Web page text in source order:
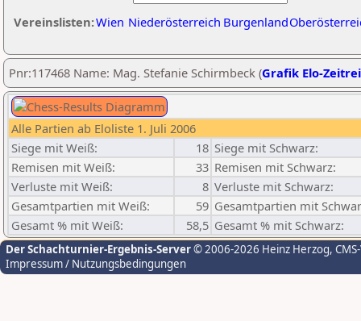
Vereinslisten:Wien Niederösterreich Burgenland
Pnr:117468 Name: Mag. Stefanie Schirmbeck (Grafik Elo-
Alle Partien ab Eloliste 1. Juli 2006
Siege mit Weiß:
18 Siege mit Schwarz:
Remisen mit Weiß:
33 Remisen mit Schwarz:
Verluste mit Weiß:
8 Verluste mit Schwarz:
Gesamtpartien mit Weiß:
59 Gesamtpartien mit
Gesamt % mit Weiß:
58,5 Gesamt % mit Schwarz:
Der Schachturnier-Ergebnis-Server© 2006-2026 Heinz Herzog,
Impressum / Nutzungsbedingungen